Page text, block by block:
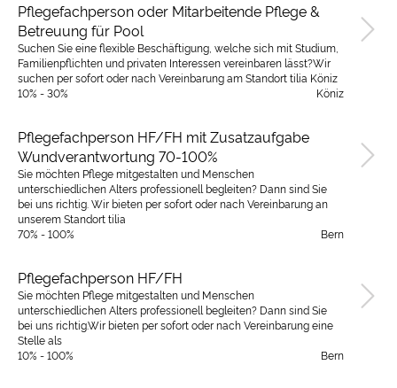
Pflegefachperson oder Mitarbeitende Pflege &
Betreuung für Pool
Suchen Sie eine flexible Beschäftigung, welche sich mit Studium,
Familienpflichten und privaten Interessen vereinbaren lässt?Wir
suchen per sofort oder nach Vereinbarung am Standort tilia Köniz
10% - 30%
Köniz
Pflegefachperson HF/FH mit Zusatzaufgabe
Wundverantwortung 70-100%
Sie möchten Pflege mitgestalten und Menschen
unterschiedlichen Alters professionell begleiten? Dann sind Sie
bei uns richtig. Wir bieten per sofort oder nach Vereinbarung an
unserem Standort tilia
70% - 100%
Bern
Pflegefachperson HF/FH
Sie möchten Pflege mitgestalten und Menschen
unterschiedlichen Alters professionell begleiten? Dann sind Sie
bei uns richtig.Wir bieten per sofort oder nach Vereinbarung eine
Stelle als
10% - 100%
Bern